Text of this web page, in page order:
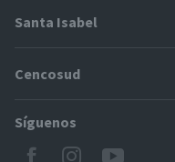
Problemas con tu pedido
Cómo modificar mis datos
Modos de entrega y cobertura
Locales Santa Isabel
Santa Isabel
Proveedores
Cencosud
Paris
Jumbo
Síguenos